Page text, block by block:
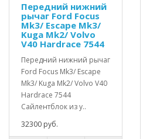
Передний нижний
рычаг Ford Focus
Mk3/ Escape Mk3/
Kuga Mk2/ Volvo
V40 Hardrace 7544
Передний нижний рычаг
Ford Focus Mk3/ Escape
Mk3/ Kuga Mk2/ Volvo V40
Hardrace 7544
Сайлентблок из у..
32300 руб.